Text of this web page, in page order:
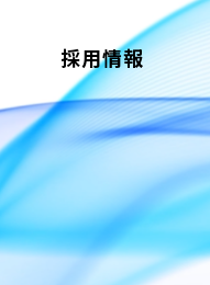
採用情報